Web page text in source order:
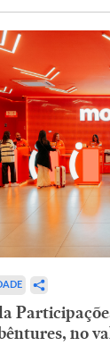
no